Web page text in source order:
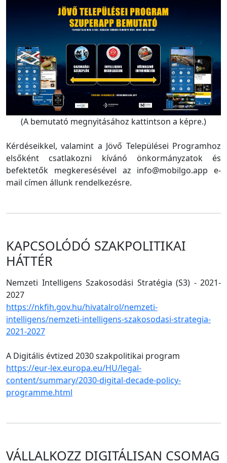
(A bemutató megnyitásához kattintson a képre.)
Kérdéseikkel, valamint a Jövő Települései Programhoz
elsőként csatlakozni kívánó önkormányzatok és
befektetők megkeresésével az info@mobilgo.app e-
mail címen állunk rendelkezésre.
KAPCSOLÓDÓ SZAKPOLITIKAI
HÁTTÉR
Nemzeti Intelligens Szakosodási Stratégia (S3) - 2021-
2027
https://nkfih.gov.hu/hivatalrol/nemzeti-
intelligens/nemzeti-intelligens-szakosodasi-strategia-
2021-2027
A Digitális évtized 2030 szakpolitikai program
https://eur-lex.europa.eu/HU/legal-
content/summary/2030-digital-decade-policy-
programme.html
VÁLLALKOZZ DIGITÁLISAN CSOMAG